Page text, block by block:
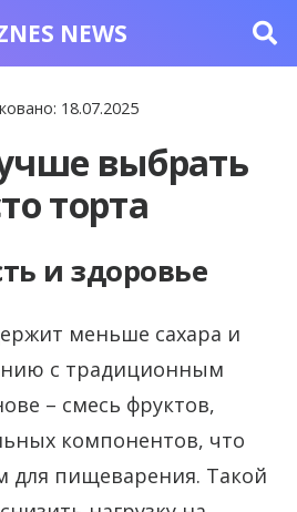
NEWS
18.07.2025
выбрать
торта
и здоровье
меньше сахара и
с традиционным
– смесь фруктов,
компонентов, что
для пищеварения. Такой